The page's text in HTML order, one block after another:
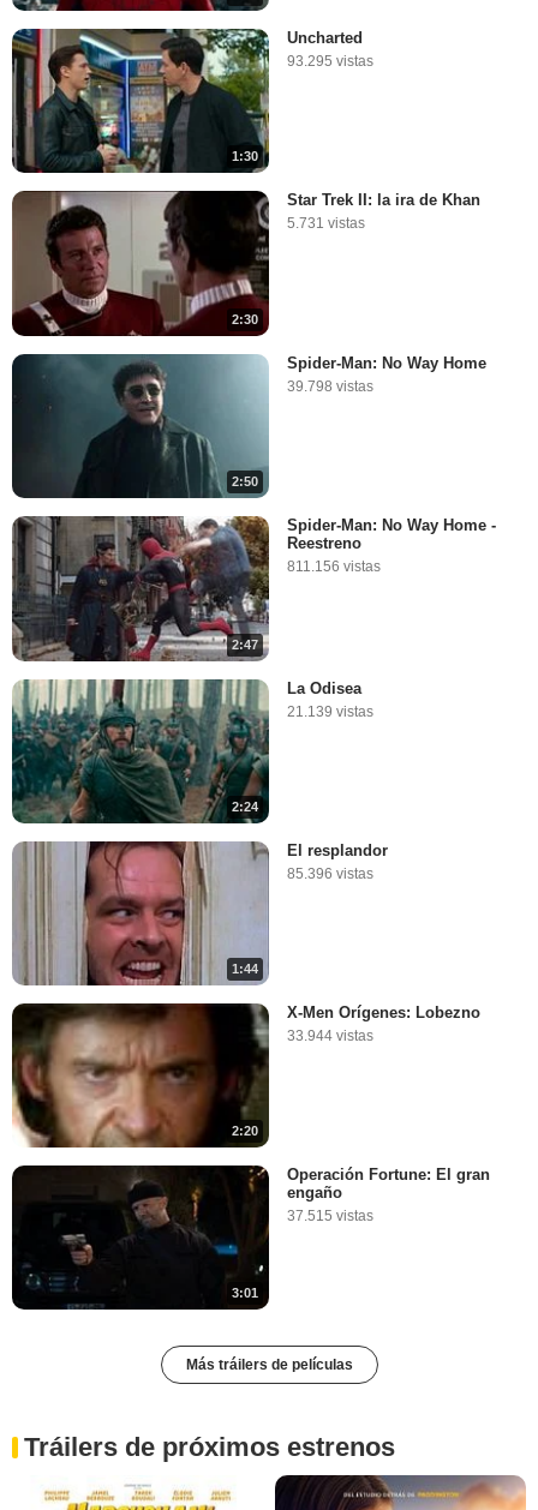
1:30
Uncharted
93.295 vistas
2:30
Star Trek II: la ira de Khan
5.731 vistas
2:50
Spider-Man: No Way Home
39.798 vistas
2:47
Spider-Man: No Way Home -
Reestreno
811.156 vistas
2:24
La Odisea
21.139 vistas
1:44
El resplandor
85.396 vistas
2:20
X-Men Orígenes: Lobezno
33.944 vistas
3:01
Operación Fortune: El gran
engaño
37.515 vistas
Más tráilers de películas
Tráilers de próximos estrenos